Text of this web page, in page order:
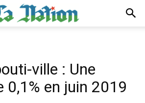
ville : Une
0,1% en juin 2019